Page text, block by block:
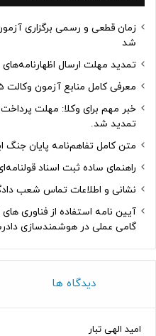
شد
تمدید مهلت ارسال اظهارنامه‌های
معرفی کامل منابع آزمون وکالت 1405 کانون‌های وکلای دادگستری
تمدید شد.
متن کامل تفاهم‌نامه پایان جنگ
راهنمای ساده ثبت اسناد
نشانی و اطلاعات تماس شعب
آیین نامه استفاده از فناوری
گامی عملی در هوشمندسازی
دیدگاه ها
امید الهی تبار